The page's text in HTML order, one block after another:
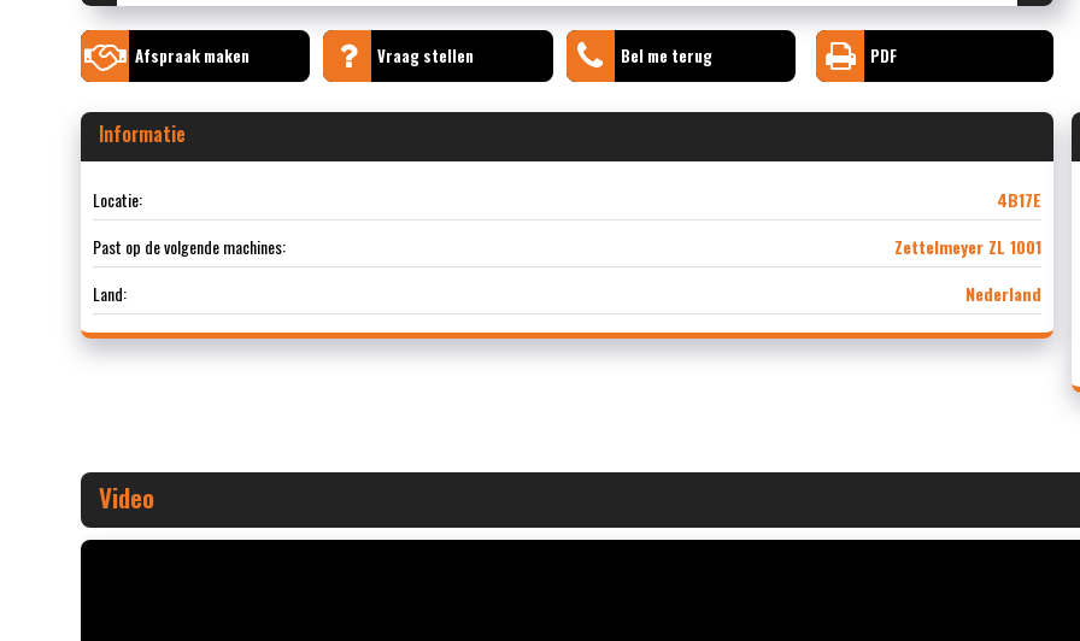
Afspraak maken Vraag stellen Bel me terug PDF
Informatie
Locatie:
4B17E
Past op de volgende machines:
Zettelmeyer ZL 1001
Land:
Nederland
Video